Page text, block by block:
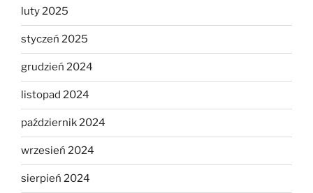
luty 2025
styczeń 2025
grudzień 2024
listopad 2024
październik 2024
wrzesień 2024
sierpień 2024